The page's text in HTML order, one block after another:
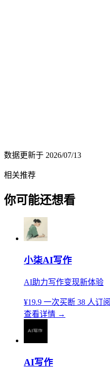
数据更新于 2026/07/13
相关推荐
你可能还想看
小柒AI写作
AI助力写作变现新体验
¥19.9 一次买断 38 人订阅
查看详情 →
AI写作